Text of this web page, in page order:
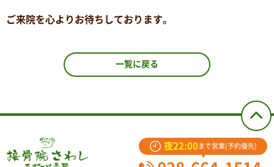
ご来院を心よりお待ちしております。
一覧に戻る
夜22:00 まで営業(予約優先)